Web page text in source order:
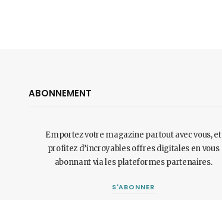
ABONNEMENT
Emportez votre magazine partout avec vous, et
profitez d’incroyables offres digitales en vous
abonnant via les plateformes partenaires.
S'ABONNER